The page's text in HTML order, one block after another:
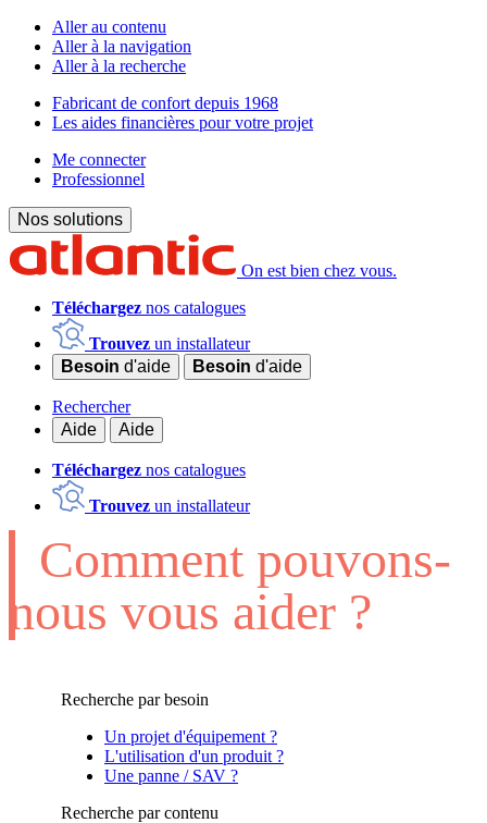
Aller au contenu
Aller à la navigation
Aller à la recherche
Fabricant de confort depuis 1968
Les aides financières pour votre projet
Me connecter
Professionnel
Nos solutions
On est bien chez vous.
Téléchargez nos catalogues
Trouvez un installateur
Besoin d'aide Besoin d'aide
Rechercher
Aide
Aide
Téléchargez nos catalogues
Trouvez un installateur
Comment pouvons-
nous vous aider ?
Recherche par besoin
Un projet d'équipement ?
L'utilisation d'un produit ?
Une panne / SAV ?
Recherche par contenu